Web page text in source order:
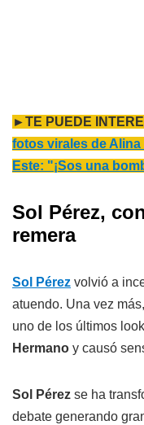
►TE PUEDE
fotos virales de Alina
Este: "¡Sos una
Sol Pérez,
remera
Sol Pérez volvió a
atuendo. Una vez
uno de los últimos
Hermano y causó
Sol Pérez se ha
debate generando